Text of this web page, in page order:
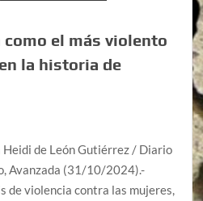
el más violento
la historia de
Heidi de León Gutiérrez / Diario
Avanzada (31/10/2024).-
de violencia contra las mujeres,